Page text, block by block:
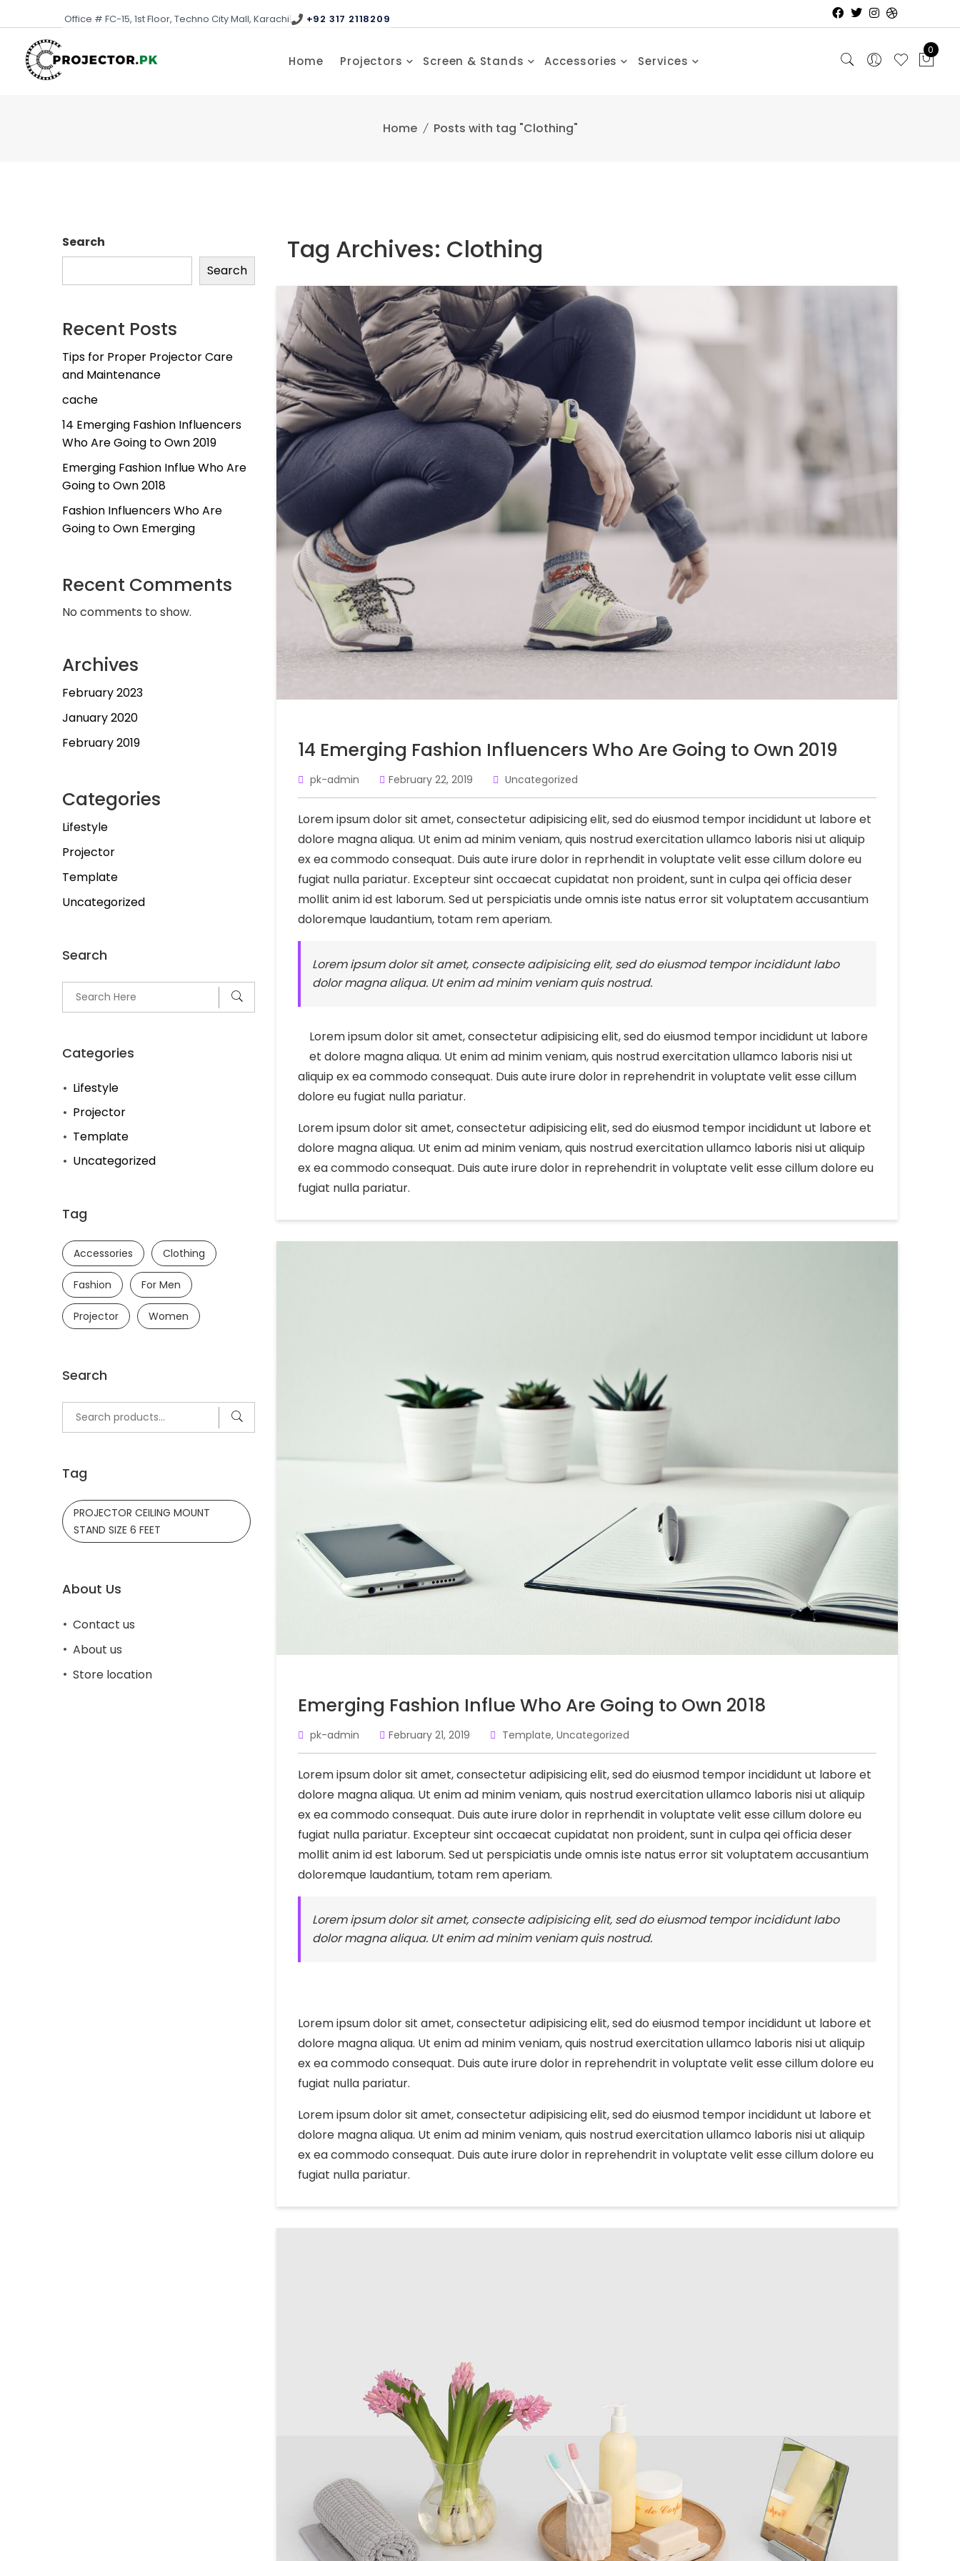
to
content
Office # FC-15, 1st Floor, Techno City Mall, Karachi| +92 317 2118209
Home Projectors Screen & Stands Accessories Services
0
Home Posts with tag "Clothing"
Search
Search
Recent Posts
Tips for Proper Projector Care
and Maintenance
cache
14 Emerging Fashion Influencers
Who Are Going to Own 2019
Emerging Fashion Influe Who Are
Going to Own 2018
Fashion Influencers Who Are
Going to Own Emerging
Recent Comments
No comments to show.
Archives
February 2023
January 2020
February 2019
Categories
Lifestyle
Projector
Template
Uncategorized
Search
Categories
Lifestyle
Projector
Template
Uncategorized
Tag
Accessories Clothing
Fashion For Men
Projector Women
Search
Search
Tag
PROJECTOR CEILING MOUNT
STAND SIZE 6 FEET
About Us
Contact us
About us
Store location
Tag Archives: Clothing
14 Emerging Fashion Influencers Who Are Going to Own 2019
pk-admin February 22, 2019 Uncategorized
Lorem ipsum dolor sit amet, consectetur adipisicing elit, sed do eiusmod tempor incididunt ut labore et
dolore magna aliqua. Ut enim ad minim veniam, quis nostrud exercitation ullamco laboris nisi ut aliquip
ex ea commodo consequat. Duis aute irure dolor in reprhendit in voluptate velit esse cillum dolore eu
fugiat nulla pariatur. Excepteur sint occaecat cupidatat non proident, sunt in culpa qei officia deser
mollit anim id est laborum. Sed ut perspiciatis unde omnis iste natus error sit voluptatem accusantium
doloremque laudantium, totam rem aperiam.
Lorem ipsum dolor sit amet, consecte adipisicing elit, sed do eiusmod tempor incididunt labo
dolor magna aliqua. Ut enim ad minim veniam quis nostrud.
Lorem ipsum dolor sit amet, consectetur adipisicing elit, sed do eiusmod tempor incididunt ut labore
et dolore magna aliqua. Ut enim ad minim veniam, quis nostrud exercitation ullamco laboris nisi ut
aliquip ex ea commodo consequat. Duis aute irure dolor in reprehendrit in voluptate velit esse cillum
dolore eu fugiat nulla pariatur.
Lorem ipsum dolor sit amet, consectetur adipisicing elit, sed do eiusmod tempor incididunt ut labore et
dolore magna aliqua. Ut enim ad minim veniam, quis nostrud exercitation ullamco laboris nisi ut aliquip
ex ea commodo consequat. Duis aute irure dolor in reprehendrit in voluptate velit esse cillum dolore eu
fugiat nulla pariatur.
Emerging Fashion Influe Who Are Going to Own 2018
pk-admin February 21, 2019 Template, Uncategorized
Lorem ipsum dolor sit amet, consectetur adipisicing elit, sed do eiusmod tempor incididunt ut labore et
dolore magna aliqua. Ut enim ad minim veniam, quis nostrud exercitation ullamco laboris nisi ut aliquip
ex ea commodo consequat. Duis aute irure dolor in reprhendit in voluptate velit esse cillum dolore eu
fugiat nulla pariatur. Excepteur sint occaecat cupidatat non proident, sunt in culpa qei officia deser
mollit anim id est laborum. Sed ut perspiciatis unde omnis iste natus error sit voluptatem accusantium
doloremque laudantium, totam rem aperiam.
Lorem ipsum dolor sit amet, consecte adipisicing elit, sed do eiusmod tempor incididunt labo
dolor magna aliqua. Ut enim ad minim veniam quis nostrud.
Lorem ipsum dolor sit amet, consectetur adipisicing elit, sed do eiusmod tempor incididunt ut labore et
dolore magna aliqua. Ut enim ad minim veniam, quis nostrud exercitation ullamco laboris nisi ut aliquip
ex ea commodo consequat. Duis aute irure dolor in reprehendrit in voluptate velit esse cillum dolore eu
fugiat nulla pariatur.
Lorem ipsum dolor sit amet, consectetur adipisicing elit, sed do eiusmod tempor incididunt ut labore et
dolore magna aliqua. Ut enim ad minim veniam, quis nostrud exercitation ullamco laboris nisi ut aliquip
ex ea commodo consequat. Duis aute irure dolor in reprehendrit in voluptate velit esse cillum dolore eu
fugiat nulla pariatur.